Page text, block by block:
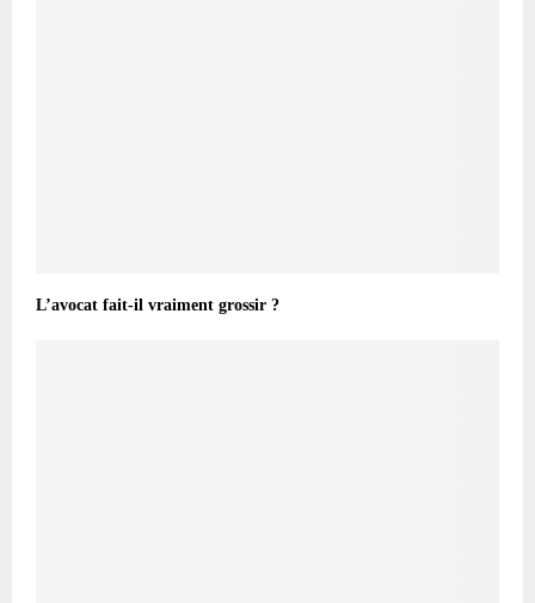
L’avocat fait-il vraiment grossir ?